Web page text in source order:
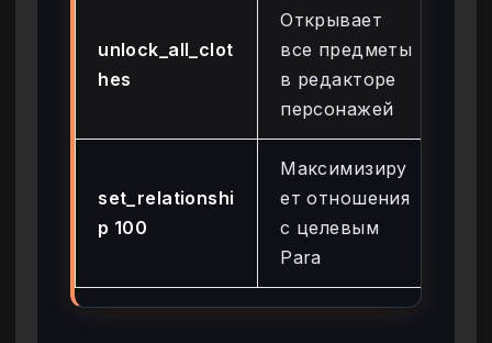
unlock_all_clot
hes
Открывает
все предметы
в редакторе
персонажей
set_relationshi
p 100
Максимизиру
ет отношения
с целевым
Para